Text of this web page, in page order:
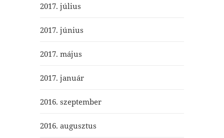
2017. július
2017. június
2017. május
2017. január
2016. szeptember
2016. augusztus